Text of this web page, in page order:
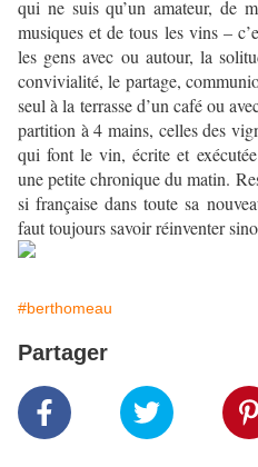
qui ne suis qu’un amateur, de
musiques et de tous les vins –
les gens avec ou autour, la
convivialité, le partage,
seul à la terrasse d’un café ou
partition à 4 mains, celles des
qui font le vin, écrite et
une petite chronique du matin.
si française dans toute sa
faut toujours savoir réinventer
#berthomeau
Partager